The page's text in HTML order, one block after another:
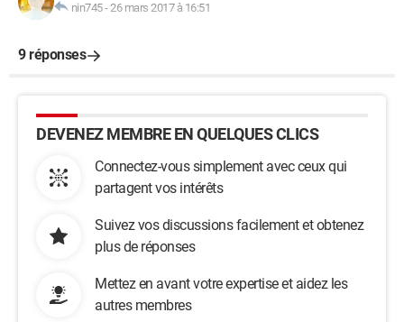
nin745-26 mars 2017 à 16:51
9 réponses
DEVENEZ MEMBRE EN QUELQUES CLICS
Connectez-vous simplement avec ceux qui
partagent vos intérêts
Suivez vos discussions facilement et obtenez
plus de réponses
Mettez en avant votre expertise et aidez les
autres membres